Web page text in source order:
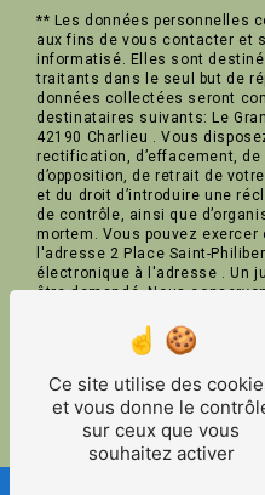
** Les données personnelles
aux fins de vous contacter et
informatisé. Elles sont
traitants dans le seul but de
données collectées seront
destinataires suivants: Le
42190 Charlieu . Vous
rectification, d’effacement,
d’opposition, de retrait de
et du droit d’introduire une
de contrôle, ainsi que
mortem. Vous pouvez
l'adresse 2 Place Saint-
électronique à l'adresse . Un
être demandé. Nous
période de prise de contact
prescription légale aux fins
contentieux. Vous avez le
d'opposition au démarchage
adresse:Bloctel.gouv.fr.
d’informations sur vos droits.
Ce site utilise des
et vous donne le
sur ceux que vous
souhaitez activer